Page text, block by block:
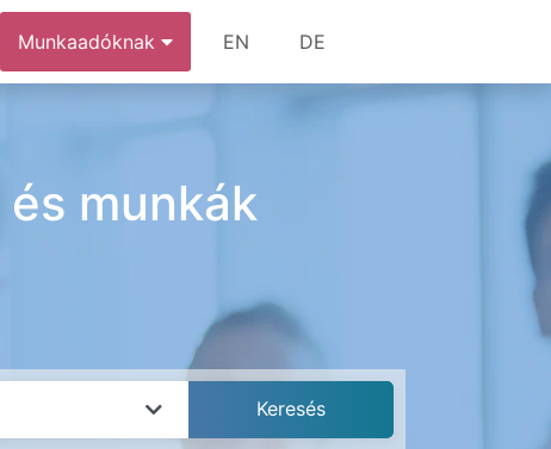
Munkaadóknak EN DE
munkák